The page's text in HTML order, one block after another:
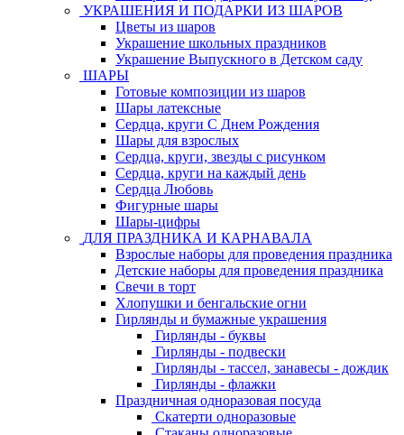
УКРАШЕНИЯ И ПОДАРКИ ИЗ ШАРОВ
Цветы из шаров
Украшение школьных праздников
Украшение Выпускного в Детском саду
ШАРЫ
Готовые композиции из шаров
Шары латексные
Сердца, круги С Днем Рождения
Шары для взрослых
Сердца, круги, звезды с рисунком
Сердца, круги на каждый день
Сердца Любовь
Фигурные шары
Шары-цифры
ДЛЯ ПРАЗДНИКА И КАРНАВАЛА
Взрослые наборы для проведения праздника
Детские наборы для проведения праздника
Свечи в торт
Хлопушки и бенгальские огни
Гирлянды и бумажные украшения
Гирлянды - буквы
Гирлянды - подвески
Гирлянды - тассел, занавесы - дождик
Гирлянды - флажки
Праздничная одноразовая посуда
Скатерти одноразовые